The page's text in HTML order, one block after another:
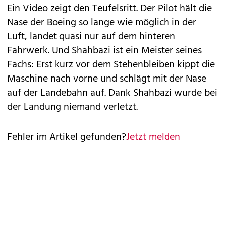
Ein Video zeigt den Teufelsritt. Der Pilot hält die
Nase der Boeing so lange wie möglich in der
Luft, landet quasi nur auf dem hinteren
Fahrwerk. Und Shahbazi ist ein Meister seines
Fachs: Erst kurz vor dem Stehenbleiben kippt die
Maschine nach vorne und schlägt mit der Nase
auf der Landebahn auf. Dank Shahbazi wurde bei
der Landung niemand verletzt.
Fehler im Artikel gefunden?Jetzt melden